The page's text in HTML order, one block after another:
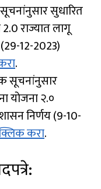
सुधारित
2.0 राज्यात लागू
12-2023)
.
सूचनांनुसार
योजना २.०
निर्णय (9-10-
करा.